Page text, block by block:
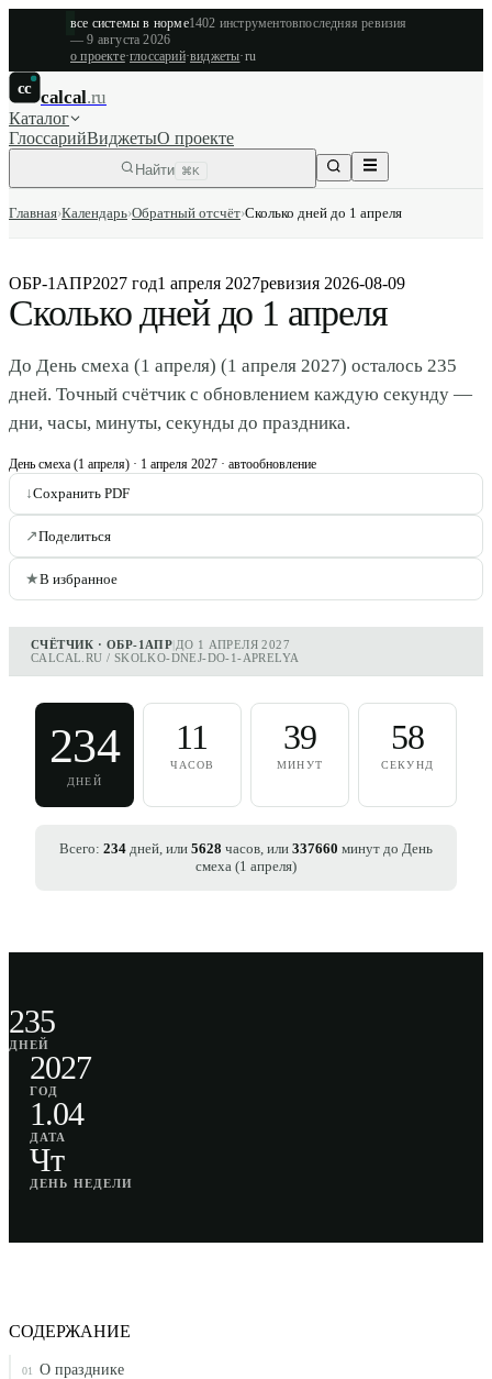
все системы в норме1402 инструментовпоследняя ревизия
—9 августа 2026
о проекте·глоссарий·виджеты·ru
cc calcal.ru
Каталог
ГлоссарийВиджетыО проекте
Найти ⌘K
Главная›Календарь›Обратный отсчёт›Сколько дней до 1 апреля
ОБР-1АПР2027 год1 апреля 2027ревизия 2026-08-09
Сколько дней до 1 апреля
До День смеха (1 апреля) (1 апреля 2027) осталось 235
дней. Точный счётчик с обновлением каждую секунду —
дни, часы, минуты, секунды до праздника.
День смеха (1 апреля) · 1 апреля 2027 · автообновление
↓Сохранить PDF
↗Поделиться
★В избранное
СЧЁТЧИК · ОБР-1АПР|ДО 1 АПРЕЛЯ 2027
CALCAL.RU / SKOLKO-DNEJ-DO-1-APRELYA
234
ДНЕЙ
11
ЧАСОВ
39
МИНУТ
58
СЕКУНД
Всего: 234 дней, или 5628 часов, или 337660 минут до День
смеха (1 апреля)
235
ДНЕЙ
2027
ГОД
1.04
ДАТА
Чт
ДЕНЬ НЕДЕЛИ
СОДЕРЖАНИЕ
01 О празднике